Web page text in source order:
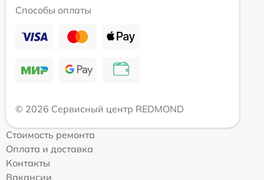
Способы оплаты
© 2026 Сервисный центр REDMOND
Стоимость ремонта
Оплата и доставка
Контакты
Вакансии